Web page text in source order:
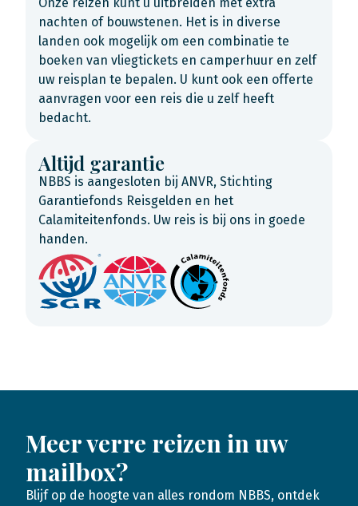
Onze reizen kunt u uitbreiden met extra
nachten of bouwstenen. Het is in diverse
landen ook mogelijk om een combinatie te
boeken van vliegtickets en camperhuur en zelf
uw reisplan te bepalen. U kunt ook een offerte
aanvragen voor een reis die u zelf heeft
bedacht.
Altijd garantie
NBBS is aangesloten bij ANVR, Stichting
Garantiefonds Reisgelden en het
Calamiteitenfonds. Uw reis is bij ons in goede
handen.
Meer verre reizen in uw
mailbox?
Blijf op de hoogte van alles rondom NBBS, ontdek